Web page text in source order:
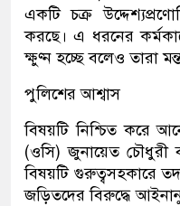
একটি চক্র
করছে। এ ধরনের
ক্ষুণ্ন হচ্ছে বলেও তারা
পুলিশের আশ্বাস
বিষয়টি নিশ্চিত করে
(ওসি) জুনায়েত চৌধুরী
বিষয়টি গুরুত্বসহকারে
জড়িতদের বিরুদ্ধে